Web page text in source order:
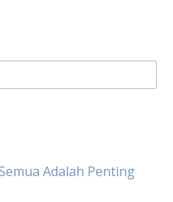
Adalah Penting